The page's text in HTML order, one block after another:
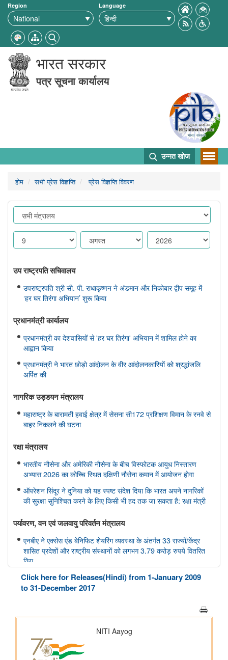
Region Language
भारत सरकार
पत्र सूचना कार्यालय
उन्नत खोज
होम सभी प्रेस विज्ञप्ति प्रेस विज्ञप्ति विवरण
उप राष्ट्रपति सचिवालय
उपराष्ट्रपति श्री सी. पी. राधाकृष्णन ने अंडमान और निकोबार द्वीप समूह में
‘हर घर तिरंगा अभियान’ शुरू किया
प्रधानमंत्री कार्यालय
प्रधानमंत्री का देशवासियों से 'हर घर तिरंगा' अभियान में शामिल होने का
आह्वान किया
प्रधानमंत्री ने भारत छोड़ो आंदोलन के वीर आंदोलनकारियों को श्रद्धांजलि
अर्पित की
नागरिक उड्डयन मंत्रालय
महाराष्ट्र के बारामती हवाई क्षेत्र में सेसना सी172 प्रशिक्षण विमान के रनवे से
बाहर निकलने की घटना
रक्षा मंत्रालय
भारतीय नौसेना और अमेरिकी नौसेना के बीच विस्फोटक आयुध निस्तारण
अभ्यास 2026 का कोच्चि स्थित दक्षिणी नौसेना कमान में आयोजन होगा
ऑपरेशन सिंदूर ने दुनिया को यह स्पष्ट संदेश दिया कि भारत अपने नागरिकों
की सुरक्षा सुनिश्चित करने के लिए किसी भी हद तक जा सकता है: रक्षा मंत्री
पर्यावरण, वन एवं जलवायु परिवर्तन मंत्रालय
एनबीए ने एक्सेस एंड बेनिफिट शेयरिंग व्यवस्था के अंतर्गत 33 राज्यों/केंद्र
शासित प्रदेशों और राष्ट्रीय संस्थानों को लगभग 3.79 करोड़ रुपये वितरित
किए
वित्‍त मंत्रालय
केन्द्रीय गृह एवं सहकारिता मंत्री श्री अमित शाह ने आज पुदुचेरी पुलिस को
Click here for Releases(Hindi) from 1-January 2009
to 31-December 2017